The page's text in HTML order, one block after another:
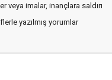
veya imalar, inançlara saldırı
yazılmış yorumlar